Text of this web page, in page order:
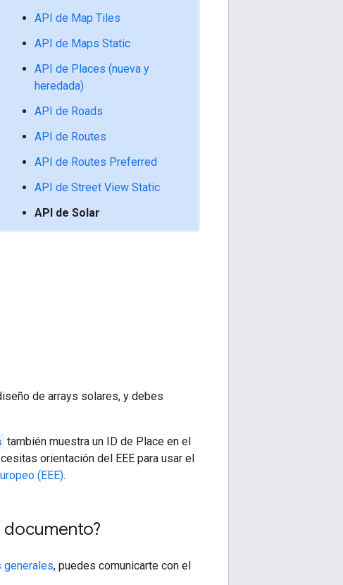
API de Map Tiles
API de Maps Static
API de Places (nueva y
heredada)
API de Roads
API de Routes
API de Routes Preferred
API de Street View Static
API de Solar
de arrays solares, y debes
también muestra un ID de Place en el
orientación del EEE para usar el
(EEE).
documento?
generales, puedes comunicarte con el